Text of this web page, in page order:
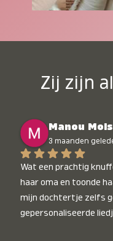
Zij zijn
Manou Mols
3 maanden
Wat een prachtig
haar oma en toonde
mijn dochtertje zelfs
gepersonaliseerde